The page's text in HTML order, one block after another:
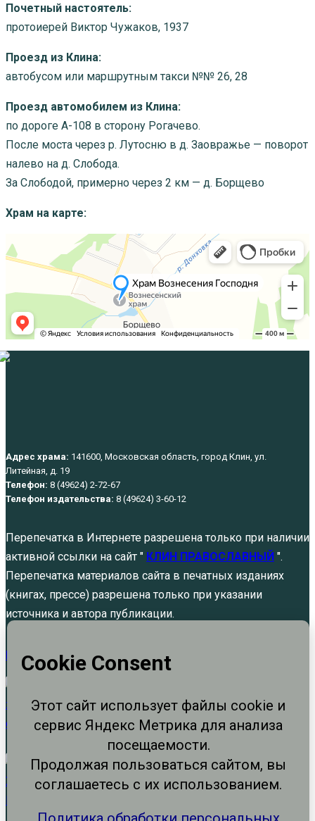
Почетный настоятель:
протоиерей Виктор Чужаков, 1937
Проезд из Клина:
автобусом или маршрутным такси №№ 26, 28
Проезд автомобилем из Клина:
по дороге А-108 в сторону Рогачево.
После моста через р. Лутосню в д. Заовражье — поворот
налево на д. Слобода.
За Слободой, примерно через 2 км — д. Борщево
Храм на карте:
Адрес храма: 141600, Московская область, город Клин, ул.
Литейная, д. 19
Телефон: 8 (49624) 2-72-67
Телефон издательства: 8 (49624) 3-60-12
Перепечатка в Интернете разрешена только при наличии
активной ссылки на сайт " КЛИН ПРАВОСЛАВНЫЙ ".
Перепечатка материалов сайта в печатных изданиях
(книгах, прессе) разрешена только при указании
источника и автора публикации.
Политика обработки персональных данных
благоверных князей…
Авг 5, 2026
Явление Христа Марии Магдалине
Авг 4, 2026